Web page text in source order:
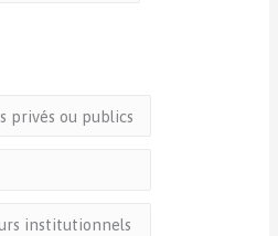
privés ou publics
institutionnels